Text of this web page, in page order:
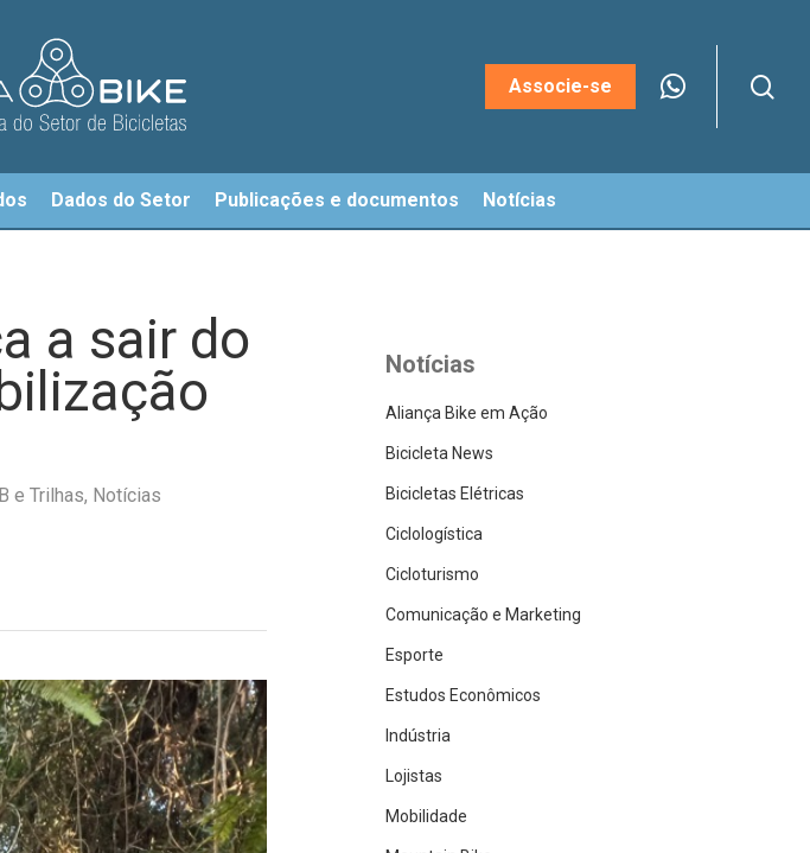
Associe-se
Dados do Setor Publicações e documentos Notícias
a sair do
e Trilhas, Notícias
Notícias
Aliança Bike em Ação
Bicicleta News
Bicicletas Elétricas
Ciclologística
Cicloturismo
Comunicação e Marketing
Esporte
Estudos Econômicos
Indústria
Lojistas
Mobilidade